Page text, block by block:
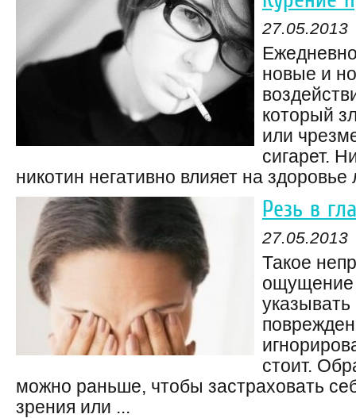
27.05.2013
новые и
который
или
сигарет.
никотин негативно влияет на здоровье
Резь в
27.05.2013
Такое
ощущение
стоит.
можно раньше, чтобы застраховать
зрения или ...